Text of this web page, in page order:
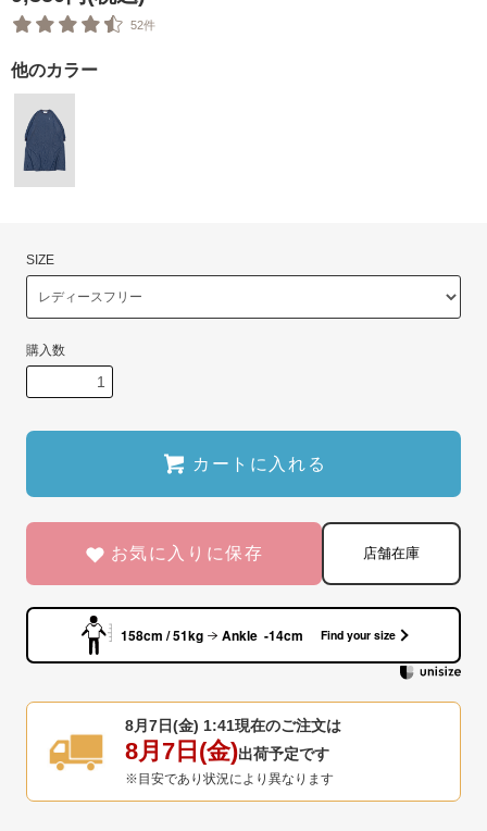
52件
他のカラー
SIZE
購入数
カートに入れる
お気に入りに保存 店舗在庫
158cm / 51kg Ankle -14cm Find your size
8月7日(金) 1:41現在のご注文は
8月7日(金)出荷予定です
※目安であり状況により異なります